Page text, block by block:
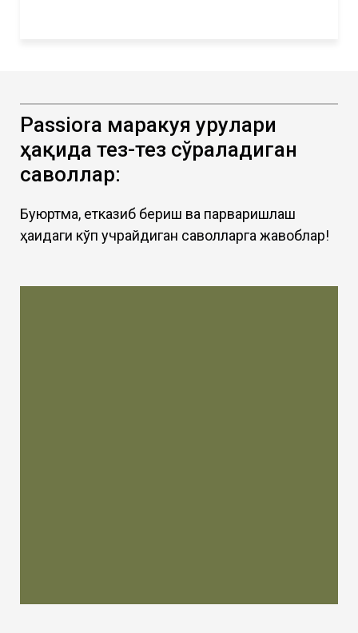
Passiora маракуя уруғлари
ҳақида тез-тез сўраладиган
саволлар:
Буюртма, етказиб бериш ва парваришлаш
ҳақидаги кўп учрайдиган саволларга жавоблар!